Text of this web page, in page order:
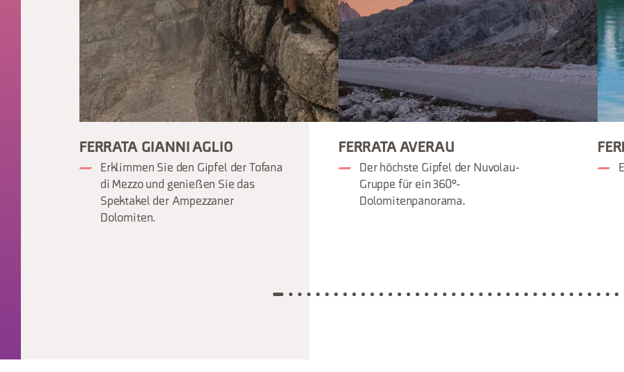
FERRATA GIANNI AGLIO
Erklimmen Sie den Gipfel der Tofana
di Mezzo und genießen Sie das
Spektakel der Ampezzaner
Dolomiten.
FERRATA AVERAU
Der höchste Gipfel der Nuvolau-
Gruppe für ein 360°-
Dolomitenpanorama.